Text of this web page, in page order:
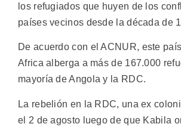
los refugiados que huyen de los
países vecinos desde la década de
De acuerdo con el ACNUR, este
Africa alberga a más de 167.000
mayoría de Angola y la RDC.
La rebelión en la RDC, una ex
el 2 de agosto luego de que Kabila